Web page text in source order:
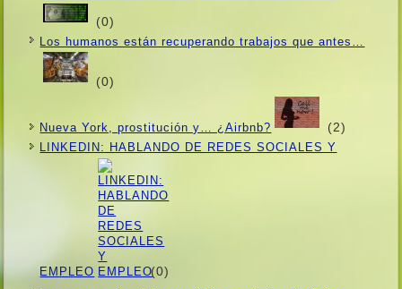
(0)
Los humanos están recuperando trabajos que antes…
(0)
Nueva York, prostitución y… ¿Airbnb? (2)
LINKEDIN: HABLANDO DE REDES SOCIALES Y
EMPLEO (0)